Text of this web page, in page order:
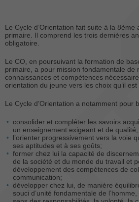
Le Cycle d’Orientation fait suite à la 8ème
primaire. Il comprend les trois dernières
obligatoire.
Le CO, en poursuivant la formation de
primaire, a pour mission fondamentale de
connaissances et compétences
orientation du jeune vers les choix qu’il
Le Cycle d’Orientation a notamment pour
consolider et compléter les savoirs
un enseignement exigeant et de qualité;
l’orienter progressivement vers la voie
ses aptitudes et à ses goûts;
former chez lui la capacité de
de la société et du monde du travail et
développement des compétences de
communication;
développer chez lui, de manière
souci d’unité fondamentale de